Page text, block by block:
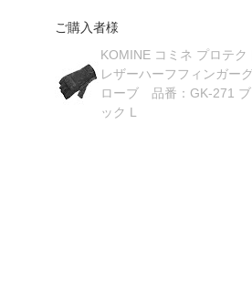
ご購入者様
KOMINE コミネ プロテク
レザーハーフフィンガー
ローブ 品番：GK-271 ブ
ック L